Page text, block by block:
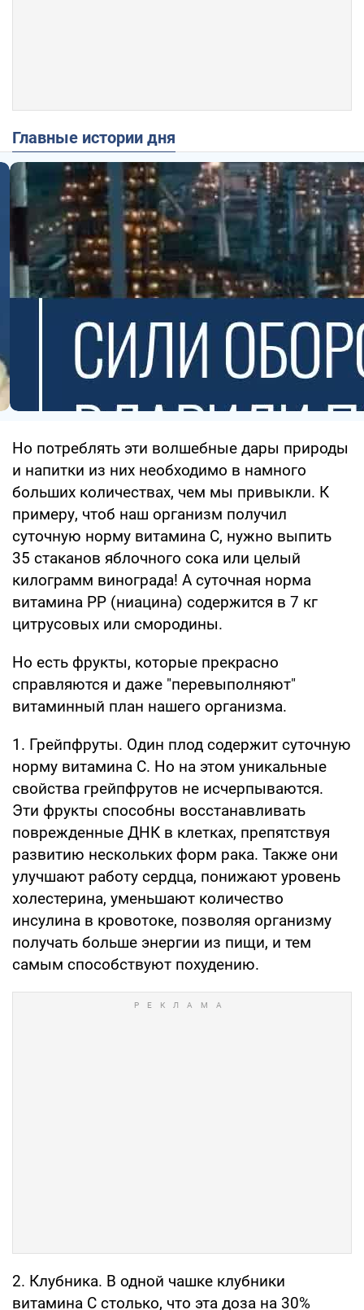
Главные истории дня
Но потреблять эти волшебные дары природы
и напитки из них необходимо в намного
больших количествах, чем мы привыкли. К
примеру, чтоб наш организм получил
суточную норму витамина С, нужно выпить
35 стаканов яблочного сока или целый
килограмм винограда! А суточная норма
витамина РР (ниацина) содержится в 7 кг
цитрусовых или смородины.
Но есть фрукты, которые прекрасно
справляются и даже "перевыполняют"
витаминный план нашего организма.
1. Грейпфруты. Один плод содержит суточную
норму витамина С. Но на этом уникальные
свойства грейпфрутов не исчерпываются.
Эти фрукты способны восстанавливать
поврежденные ДНК в клетках, препятствуя
развитию нескольких форм рака. Также они
улучшают работу сердца, понижают уровень
холестерина, уменьшают количество
инсулина в кровотоке, позволяя организму
получать больше энергии из пищи, и тем
самым способствуют похудению.
2. Клубника. В одной чашке клубники
витамина С столько, что эта доза на 30%